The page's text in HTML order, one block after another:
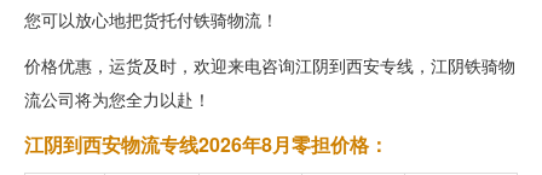
您可以放心地把货托付铁骑物流！
价格优惠，运货及时，欢迎来电咨询江阴到西安专线，江阴铁骑物
流公司将为您全力以赴！
江阴到西安物流专线2026年8月零担价格：